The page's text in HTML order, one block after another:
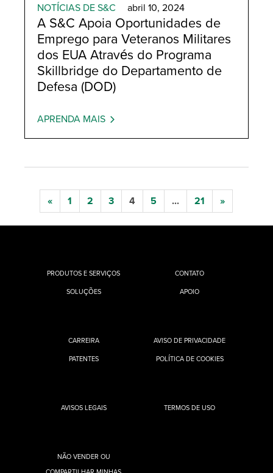
NOTÍCIAS DE S&C abril 10, 2024
A S&C Apoia Oportunidades de
Emprego para Veteranos Militares
dos EUA Através do Programa
Skillbridge do Departamento de
Defesa (DOD)
APRENDA MAIS
« 1 2 3 4 5 ... 21 »
PRODUTOS E SERVIÇOS
SOLUÇÕES
CONTATO
APOIO
CARREIRA
PATENTES
AVISO DE PRIVACIDADE
POLÍTICA DE COOKIES
AVISOS LEGAIS TERMOS DE USO
NÃO VENDER OU